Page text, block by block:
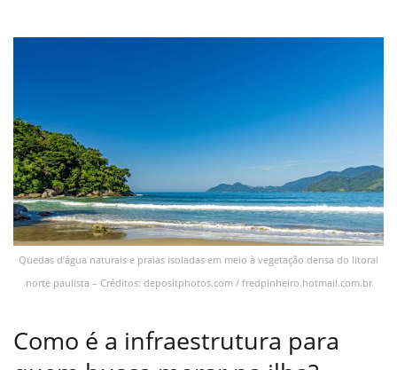
Quedas d’água naturais e praias isoladas em meio à vegetação densa do litoral
norte paulista – Créditos: depositphotos.com / fredpinheiro.hotmail.com.br
Como é a infraestrutura para